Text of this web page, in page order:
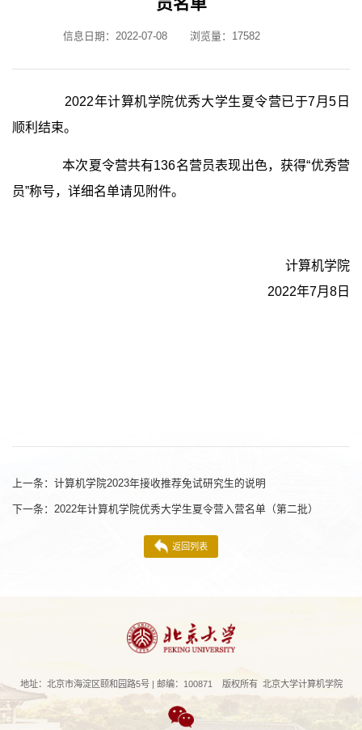
员名单
信息日期：2022-07-08 浏览量： 17582
2022年计算机学院优秀大学生夏令营已于7月5日
顺利结束。
本次夏令营共有136名营员表现出色，获得“优秀营
员”称号，详细名单请见附件。
计算机学院
2022年7月8日
上一条： 计算机学院2023年接收推荐免试研究生的说明
下一条： 2022年计算机学院优秀大学生夏令营入营名单（第二批）
返回列表
地址：北京市海淀区颐和园路5号 | 邮编：100871 版权所有 北京大学计算机学院